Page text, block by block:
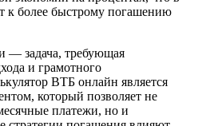
к более быстрому погашению
— задача, требующая
и грамотного
ВТБ онлайн является
который позволяет не
платежи, но и